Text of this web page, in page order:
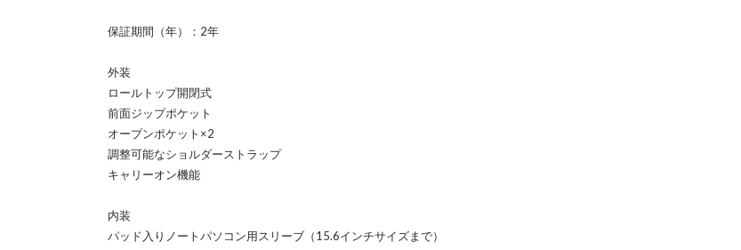
保証期間（年）：2年
外装
ロールトップ開閉式
前面ジップポケット
オープンポケット×2
調整可能なショルダーストラップ
キャリーオン機能
内装
パッド入りノートパソコン用スリーブ（15.6インチサイズまで）